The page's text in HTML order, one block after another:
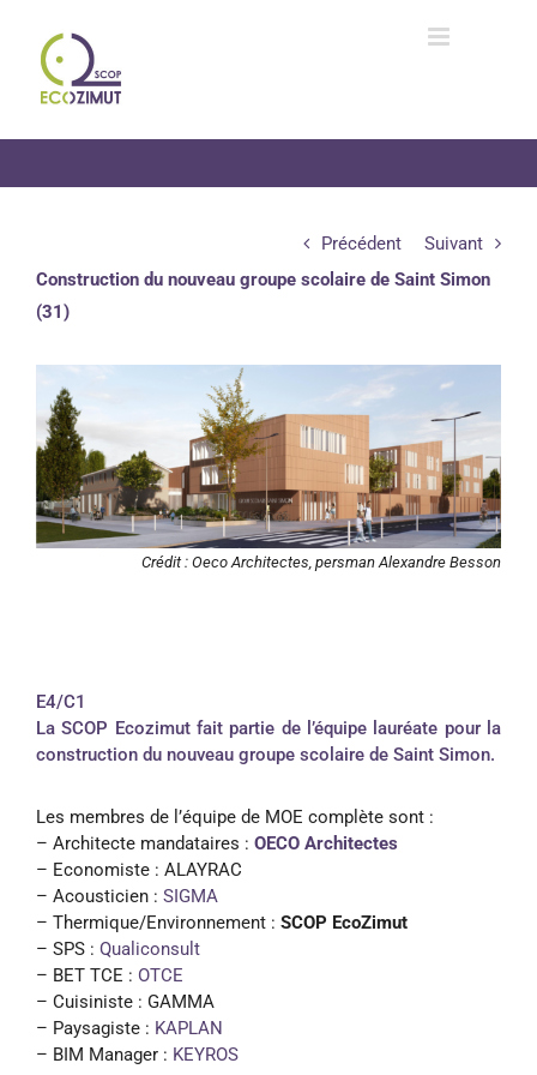
contenu
Précédent
Suivant
Construction du nouveau groupe scolaire de Saint Simon
(31)
Crédit : Oeco Architectes, persman Alexandre Besson
E4/C1
La SCOP Ecozimut fait partie de l’équipe lauréate pour la
construction du nouveau groupe scolaire de Saint Simon.
Les membres de l’équipe de MOE complète sont :
– Architecte mandataires : OECO Architectes
– Economiste : ALAYRAC
– Acousticien : SIGMA
– Thermique/Environnement : SCOP EcoZimut
– SPS : Qualiconsult
– BET TCE : OTCE
– Cuisiniste : GAMMA
– Paysagiste : KAPLAN
– BIM Manager : KEYROS